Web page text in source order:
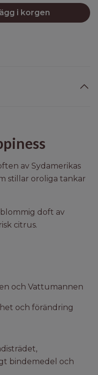
i korgen
av Sydamerikas
stillar oroliga tankar
doft av
citrus.
och Vattumannen
och förändring
bindemedel och